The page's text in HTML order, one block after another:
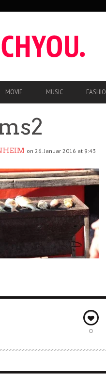
MOVIE MUSIC
on 26. Januar 2016 at 9:43
0